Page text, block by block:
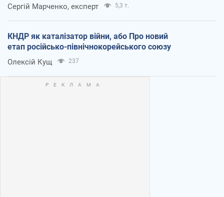
Сергій Марченко, експерт 5,3 т.
КНДР як каталізатор війни, або Про новий
етап російсько-північнокорейського союзу
Олексій Кущ 237